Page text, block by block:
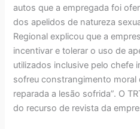
autos que a empregada foi
dos apelidos de natureza
Regional explicou que a
incentivar e tolerar o uso de
utilizados inclusive pelo chefe
sofreu constrangimento moral
reparada a lesão sofrida”. O
do recurso de revista da